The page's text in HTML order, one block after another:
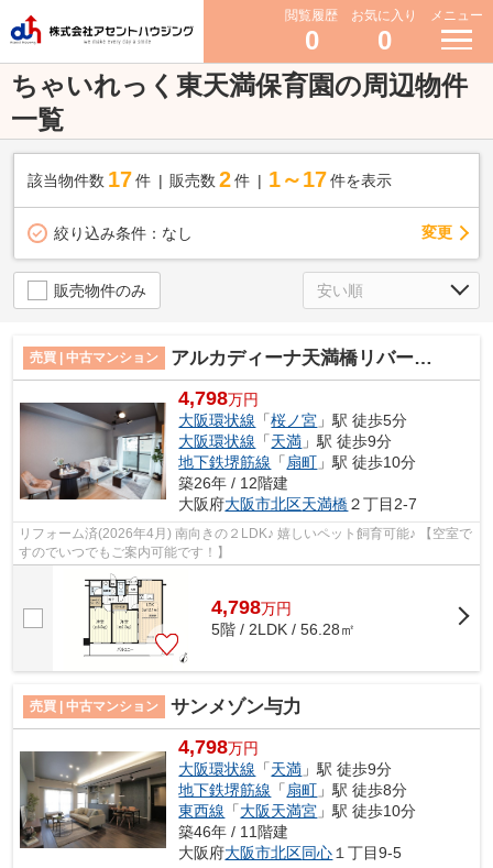
閲覧履歴
0
お気に入り
0
メニュー
ちゃいれっく東天満保育園の周辺物件
一覧
該当物件数 17件 販売数 2 件 1～17 件を表示
絞り込み条件： なし 変更
販売物件のみ
売買 | 中古マンション アルカディーナ天満橋リバーサイド
4,798万円
大阪環状線 「桜ノ宮 」駅 徒歩5分
大阪環状線 「天満 」駅 徒歩9分
地下鉄堺筋線 「 扇町 」駅 徒歩10分
築26年 / 12階建
大阪府大阪市北区天満橋２丁目2-7
リフォーム済(2026年4月) 南向きの２LDK♪ 嬉しいペット飼育可能♪ 【空室で
すのでいつでもご案内可能です！】
4,798万円
5階 / 2LDK / 56.28㎡
売買 | 中古マンション サンメゾン与力
4,798万円
大阪環状線 「天満 」駅 徒歩9分
地下鉄堺筋線 「 扇町 」駅 徒歩8分
東西線 「大阪天満宮 」駅 徒歩10分
築46年 / 11階建
大阪府大阪市北区同心 １丁目9-5